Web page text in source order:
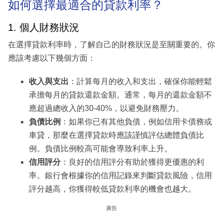
如何選擇最適合的貸款利率？
1. 個人財務狀況
在選擇貸款利率時，了解自己的財務狀況是至關重要的。你
應該考慮以下幾個方面：
收入與支出 ：計算每月的收入和支出，確保你能輕鬆
承擔每月的貸款還款金額。通常，每月的還款金額不
應超過總收入的30-40%，以避免財務壓力。
負債比例 ：如果你已有其他負債，例如信用卡債務或
車貸，那麼在選擇貸款時應該謹慎評估總體負債比
例。負債比例較高可能會導致利率上升。
信用評分：良好的信用評分有助於獲得更優惠的利
率。銀行會根據你的信用記錄來判斷貸款風險，信用
評分越高，你獲得較低貸款利率的機會也越大。
廣告